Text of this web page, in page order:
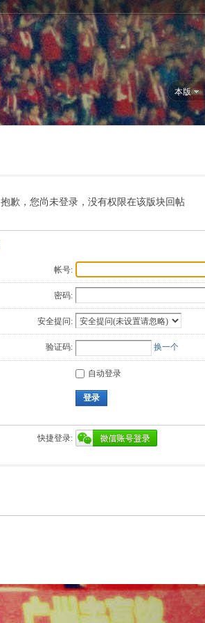
本版
抱歉，您尚未登录，没有权限在该版块回帖
帐号:
密码:
安全提问:
验证码: 换一个
自动登录
登录
快捷登录: